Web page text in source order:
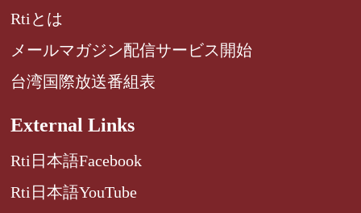
Rtiとは
メールマガジン配信サービス開始
台湾国際放送番組表
External Links
Rti日本語Facebook
Rti日本語YouTube